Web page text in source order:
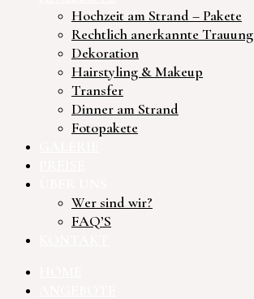
Hochzeit am Strand – Pakete
Rechtlich anerkannte Trauung
Dekoration
Hairstyling & Makeup
Transfer
Dinner am Strand
Fotopakete
Wer sind wir?
FAQ’S